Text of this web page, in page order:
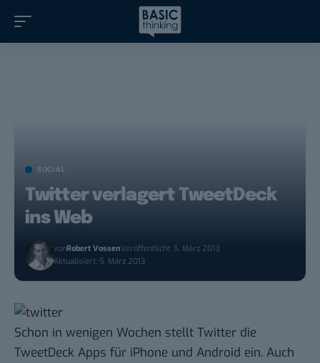
SOCIAL
Twitter verlagert TweetDeck
ins Web
vonRobert VossenVeröffentlicht: 5. März 2013
Aktualisiert: 5. März 2013
Schon in wenigen Wochen stellt Twitter die
TweetDeck Apps für iPhone und Android ein. Auch